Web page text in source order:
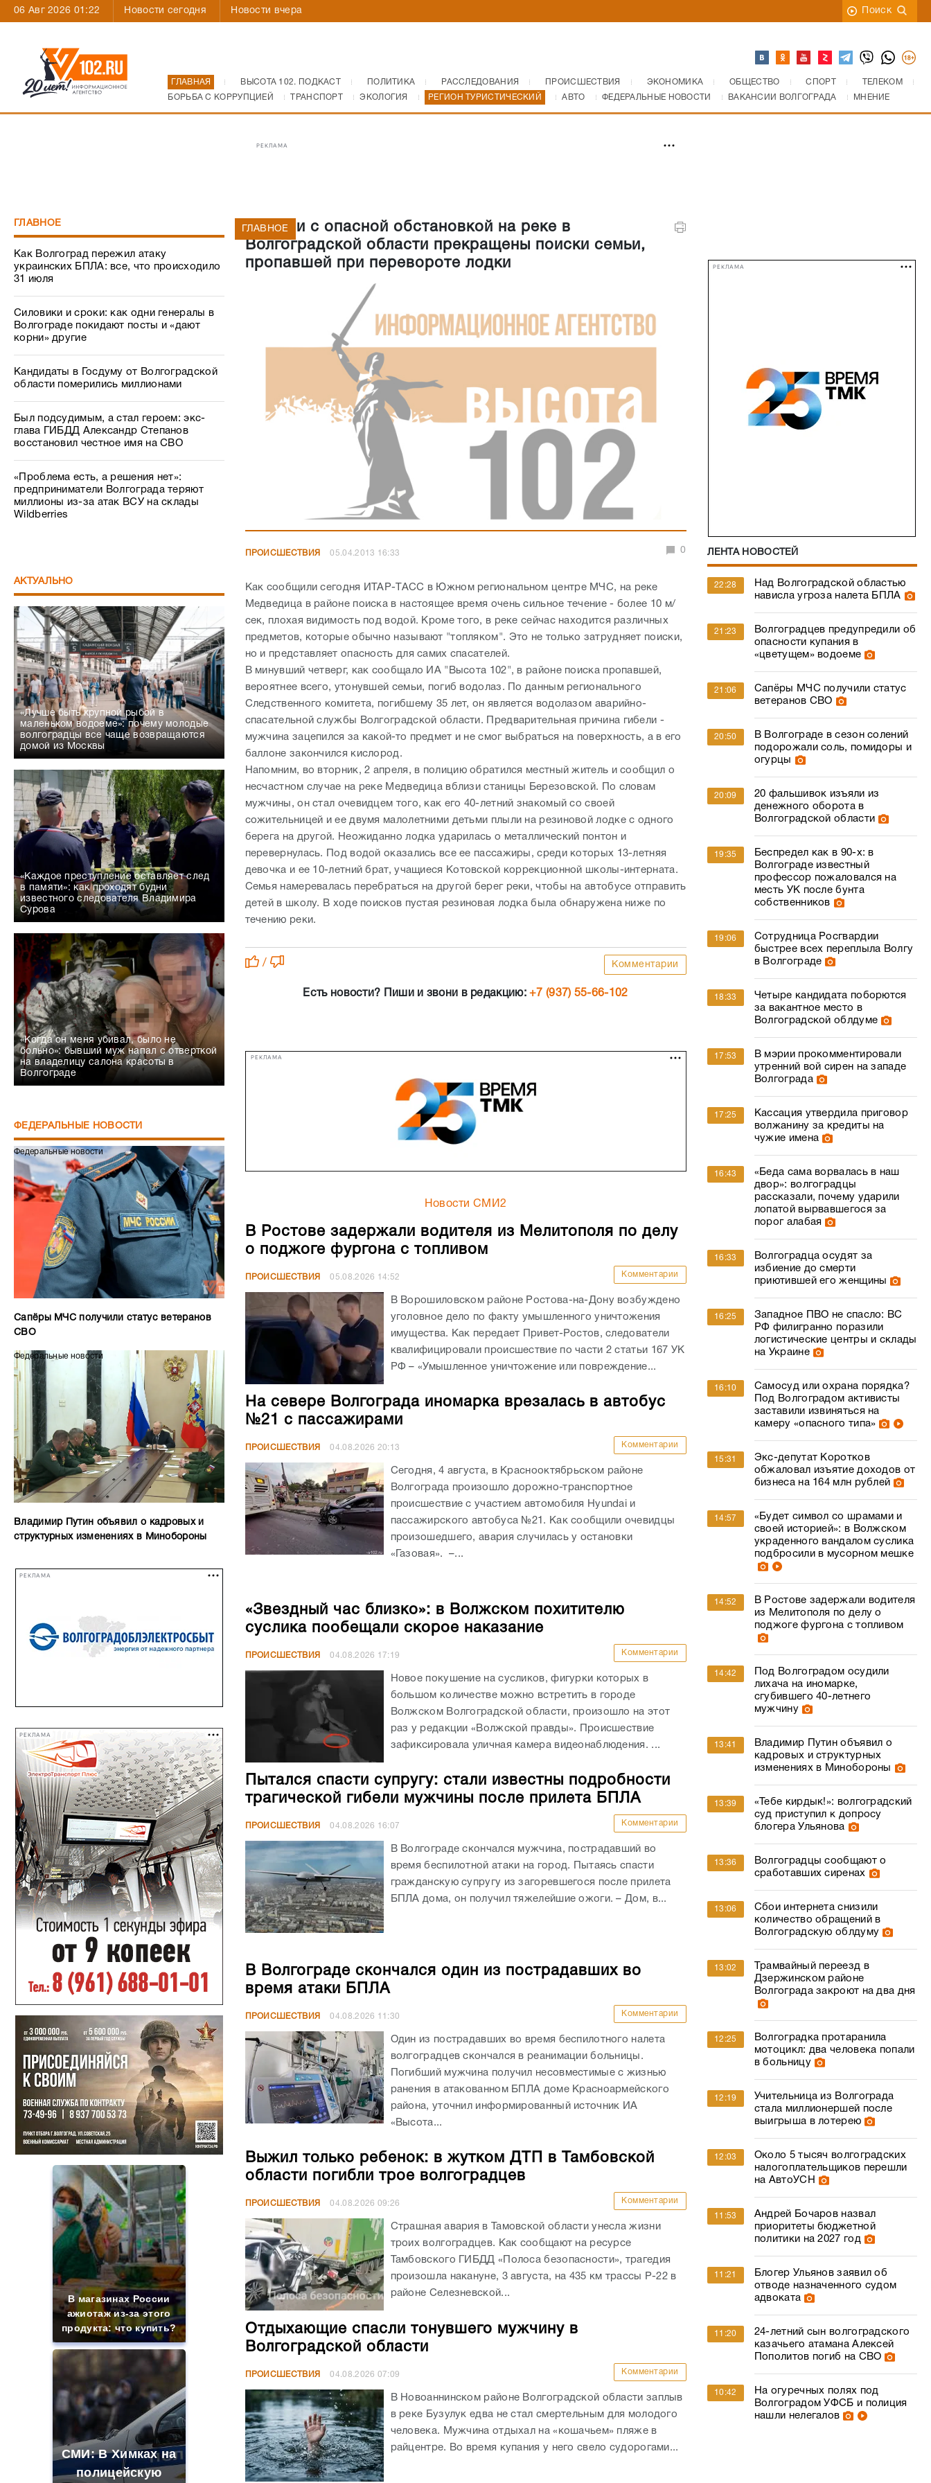
06 Авг 2026 01:22 Новости сегодня Новости вчера Поиск
ГЛАВНАЯ ВЫСОТА 102. ПОДКАСТ ПОЛИТИКА РАССЛЕДОВАНИЯ ПРОИСШЕСТВИЯ ЭКОНОМИКА ОБЩЕСТВО СПОРТ
ТЕЛЕКОМ
БОРЬБА С КОРРУПЦИЕЙ
ТРАНСПОРТ ЭКОЛОГИЯ РЕГИОН ТУРИСТИЧЕСКИЙ АВТО ФЕДЕРАЛЬНЫЕ НОВОСТИ ВАКАНСИИ ВОЛГОГРАДА МНЕНИЕ
РЕКЛАМА
ГЛАВНОЕ
Как Волгоград пережил атаку
украинских БПЛА: все, что происходило
31 июля
Силовики и сроки: как одни генералы в
Волгограде покидают посты и «дают
корни» другие
Кандидаты в Госдуму от Волгоградской
области померились миллионами
Был подсудимым, а стал героем: экс-
глава ГИБДД Александр Степанов
восстановил честное имя на СВО
«Проблема есть, а решения нет»:
предприниматели Волгограда теряют
миллионы из-за атак ВСУ на склады
Wildberries
АКТУАЛЬНО
«Лучше быть крупной рыбой в
маленьком водоеме»: почему молодые
волгоградцы все чаще возвращаются
домой из Москвы
«Каждое преступление оставляет след
в памяти»: как проходят будни
известного следователя Владимира
Сурова
«Когда он меня убивал, было не
больно»: бывший муж напал с отверткой
на владелицу салона красоты в
Волгограде
ФЕДЕРАЛЬНЫЕ НОВОСТИ
Федеральные новости
Сапёры МЧС получили статус ветеранов
СВО
Федеральные новости
Владимир Путин объявил о кадровых и
структурных изменениях в Минобороны
РЕКЛАМА
РЕКЛАМА
В магазинах России
ажиотаж из-за этого
продукта: что купить?
СМИ: В Химках на
полицейскую
В связи с опасной обстановкой на реке в
Волгоградской области прекращены поиски семьи,
пропавшей при перевороте лодки
ГЛАВНОЕ
ПРОИСШЕСТВИЯ 05.04.2013 16:33 0
Как сообщили сегодня ИТАР-ТАСС в Южном региональном центре МЧС, на реке
Медведица в районе поиска в настоящее время очень сильное течение - более 10 м/
сек, плохая видимость под водой. Кроме того, в реке сейчас находится различных
предметов, которые обычно называют "топляком". Это не только затрудняет поиски,
но и представляет опасность для самих спасателей.
В минувший четверг, как сообщало ИА "Высота 102", в районе поиска пропавшей,
вероятнее всего, утонувшей семьи, погиб водолаз. По данным регионального
Следственного комитета, погибшему 35 лет, он является водолазом аварийно-
спасательной службы Волгоградской области. Предварительная причина гибели -
мужчина зацепился за какой-то предмет и не смог выбраться на поверхность, а в его
баллоне закончился кислород.
Напомним, во вторник, 2 апреля, в полицию обратился местный житель и сообщил о
несчастном случае на реке Медведица вблизи станицы Березовской. По словам
мужчины, он стал очевидцем того, как его 40-летний знакомый со своей
сожительницей и ее двумя малолетними детьми плыли на резиновой лодке с одного
берега на другой. Неожиданно лодка ударилась о металлический понтон и
перевернулась. Под водой оказались все ее пассажиры, среди которых 13-летняя
девочка и ее 10-летний брат, учащиеся Котовской коррекционной школы-интерната.
Семья намеревалась перебраться на другой берег реки, чтобы на автобусе отправить
детей в школу. В ходе поисков пустая резиновая лодка была обнаружена ниже по
течению реки.
/ Комментарии
Есть новости? Пиши и звони в редакцию:+7 (937) 55-66-102
РЕКЛАМА
Новости СМИ2
В Ростове задержали водителя из Мелитополя по делу
о поджоге фургона с топливом
ПРОИСШЕСТВИЯ 05.08.2026 14:52 Комментарии
В Ворошиловском районе Ростова-на-Дону возбуждено
уголовное дело по факту умышленного уничтожения
имущества. Как передает Привет-Ростов, следователи
квалифицировали происшествие по части 2 статьи 167 УК
РФ – «Умышленное уничтожение или повреждение...
На севере Волгограда иномарка врезалась в автобус
№21 с пассажирами
ПРОИСШЕСТВИЯ 04.08.2026 20:13 Комментарии
Сегодня, 4 августа, в Краснооктябрьском районе
Волгограда произошло дорожно-транспортное
происшествие с участием автомобиля Hyundai и
пассажирского автобуса №21. Как сообщили очевидцы
произошедшего, авария случилась у остановки
«Газовая». –...
«Звездный час близко»: в Волжском похитителю
суслика пообещали скорое наказание
ПРОИСШЕСТВИЯ 04.08.2026 17:19 Комментарии
Новое покушение на сусликов, фигурки которых в
большом количестве можно встретить в городе
Волжском Волгоградской области, произошло на этот
раз у редакции «Волжской правды». Происшествие
зафиксировала уличная камера видеонаблюдения. ...
Пытался спасти супругу: стали известны подробности
трагической гибели мужчины после прилета БПЛА
ПРОИСШЕСТВИЯ 04.08.2026 16:07 Комментарии
В Волгограде скончался мужчина, пострадавший во
время беспилотной атаки на город. Пытаясь спасти
гражданскую супругу из загоревшегося после прилета
БПЛА дома, он получил тяжелейшие ожоги. – Дом, в...
В Волгограде скончался один из пострадавших во
время атаки БПЛА
ПРОИСШЕСТВИЯ 04.08.2026 11:30 Комментарии
Один из пострадавших во время беспилотного налета
волгоградцев скончался в реанимации больницы.
Погибший мужчина получил несовместимые с жизнью
ранения в атакованном БПЛА доме Красноармейского
района, уточнил информированный источник ИА
«Высота...
Выжил только ребенок: в жутком ДТП в Тамбовской
области погибли трое волгоградцев
ПРОИСШЕСТВИЯ 04.08.2026 09:26 Комментарии
Страшная авария в Тамовской области унесла жизни
троих волгоградцев. Как сообщают на ресурсе
Тамбовского ГИБДД «Полоса безопасности», трагедия
произошла накануне, 3 августа, на 435 км трассы Р-22 в
районе Селезневской...
Отдыхающие спасли тонувшего мужчину в
Волгоградской области
ПРОИСШЕСТВИЯ 04.08.2026 07:09 Комментарии
В Новоаннинском районе Волгоградской области заплыв
в реке Бузулук едва не стал смертельным для молодого
человека. Мужчина отдыхал на «кошачьем» пляже в
райцентре. Во время купания у него свело судорогами...
РЕКЛАМА
ЛЕНТА НОВОСТЕЙ
22:28
Над Волгоградской областью
нависла угроза налета БПЛА
21:23
Волгоградцев предупредили об
опасности купания в
«цветущем» водоеме
21:06
Сапёры МЧС получили статус
ветеранов СВО
20:50
В Волгограде в сезон солений
подорожали соль, помидоры и
огурцы
20:09
20 фальшивок изъяли из
денежного оборота в
Волгоградской области
19:35
Беспредел как в 90-х: в
Волгограде известный
профессор пожаловался на
месть УК после бунта
собственников
19:06
Сотрудница Росгвардии
быстрее всех переплыла Волгу
в Волгограде
18:33
Четыре кандидата поборются
за вакантное место в
Волгоградской облдуме
17:53
В мэрии прокомментировали
утренний вой сирен на западе
Волгограда
17:25
Кассация утвердила приговор
волжанину за кредиты на
чужие имена
16:43
«Беда сама ворвалась в наш
двор»: волгоградцы
рассказали, почему ударили
лопатой вырвавшегося за
порог алабая
16:33
Волгоградца осудят за
избиение до смерти
приютившей его женщины
16:25
Западное ПВО не спасло: ВС
РФ филигранно поразили
логистические центры и склады
на Украине
16:10
Самосуд или охрана порядка?
Под Волгоградом активисты
заставили извиняться на
камеру «опасного типа»
15:31
Экс-депутат Коротков
обжаловал изъятие доходов от
бизнеса на 164 млн рублей
14:57
«Будет символ со шрамами и
своей историей»: в Волжском
украденного вандалом суслика
подбросили в мусорном мешке
14:52
В Ростове задержали водителя
из Мелитополя по делу о
поджоге фургона с топливом
14:42
Под Волгоградом осудили
лихача на иномарке,
сгубившего 40-летнего
мужчину
13:41
Владимир Путин объявил о
кадровых и структурных
изменениях в Минобороны
13:39
«Тебе кирдык!»: волгоградский
суд приступил к допросу
блогера Ульянова
13:36
Волгоградцы сообщают о
сработавших сиренах
13:06
Сбои интернета снизили
количество обращений в
Волгоградскую облдуму
13:02
Трамвайный переезд в
Дзержинском районе
Волгограда закроют на два дня
12:25
Волгоградка протаранила
мотоцикл: два человека попали
в больницу
12:19
Учительница из Волгограда
стала миллионершей после
выигрыша в лотерею
12:03
Около 5 тысяч волгоградских
налогоплательщиков перешли
на АвтоУСН
11:53
Андрей Бочаров назвал
приоритеты бюджетной
политики на 2027 год
11:21
Блогер Ульянов заявил об
отводе назначенного судом
адвоката
11:20
24-летний сын волгоградского
казачьего атамана Алексей
Пополитов погиб на СВО
10:42
На огуречных полях под
Волгоградом УФСБ и полиция
нашли нелегалов